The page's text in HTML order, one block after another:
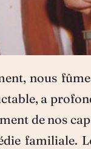
nous
a
de nos
familiale.